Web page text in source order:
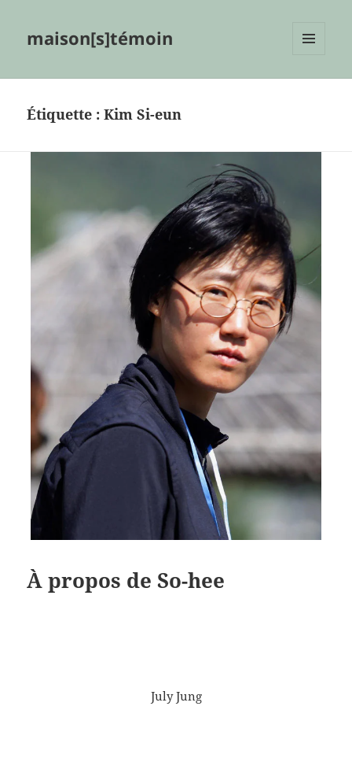
maison[s]témoin
Étiquette :Kim Si-eun
À propos de So-hee
July Jung